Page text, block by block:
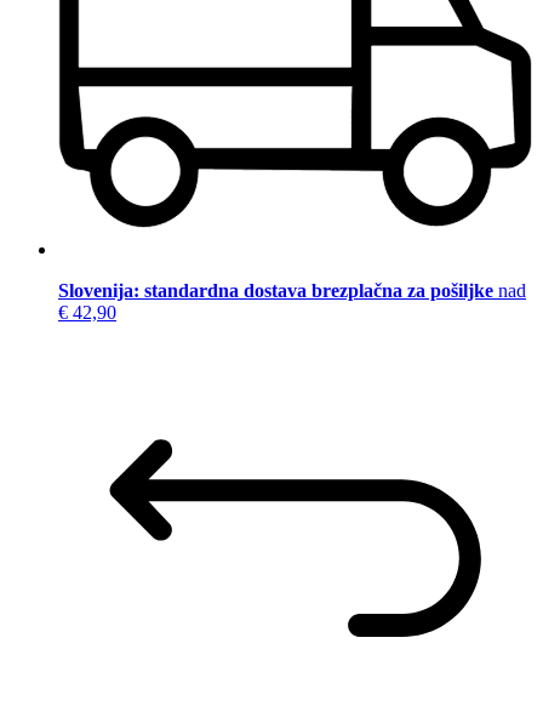
Slovenija: standardna dostava brezplačna za pošiljke nad
€ 42,90